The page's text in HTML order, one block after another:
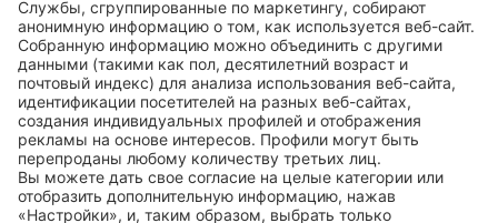
СЕРТИФИЦИРОВАНО
МЫ ПОМОГАЕМ